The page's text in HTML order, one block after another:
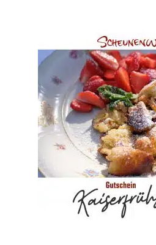
Gutschein
€
–
45
€
...
inkl.
Kostenfreier
Sofort nach
Ausführung